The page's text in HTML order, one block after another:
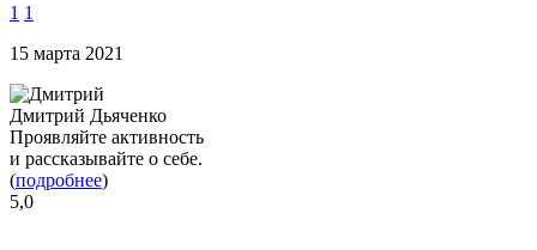
1 1
15 марта 2021
Дмитрий Дьяченко
Проявляйте активность
и рассказывайте о себе.
(подробнее)
5,0